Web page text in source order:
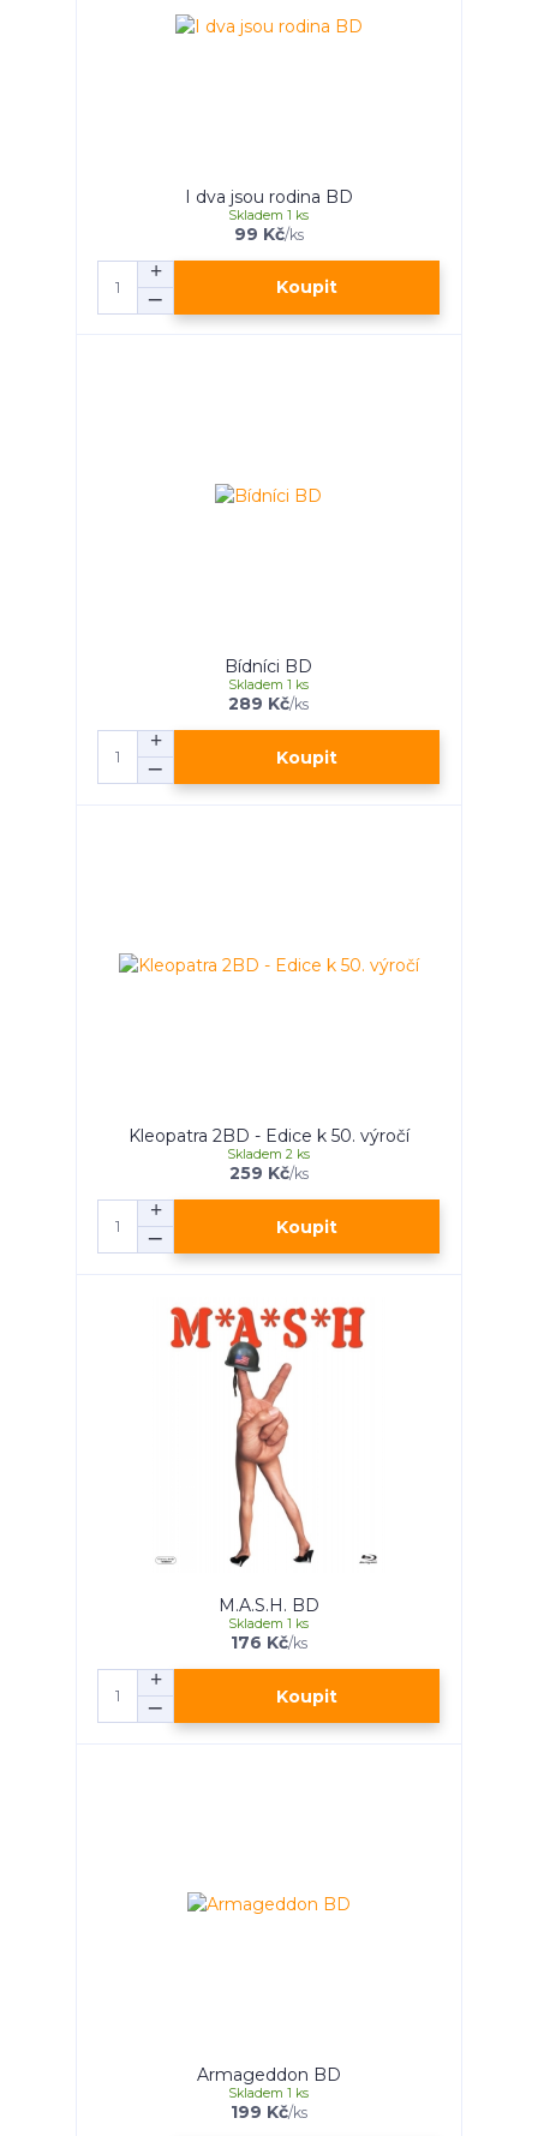
I dva jsou rodina BD
99 Kč/ks
Skladem 1 ks
Koupit
Bídníci BD
289 Kč/ks
Skladem 1 ks
Koupit
Kleopatra 2BD - Edice k 50. výročí
259 Kč/ks
Skladem 2 ks
Koupit
M.A.S.H. BD
176 Kč/ks
Skladem 1 ks
Koupit
Armageddon BD
199 Kč/ks
Skladem 1 ks